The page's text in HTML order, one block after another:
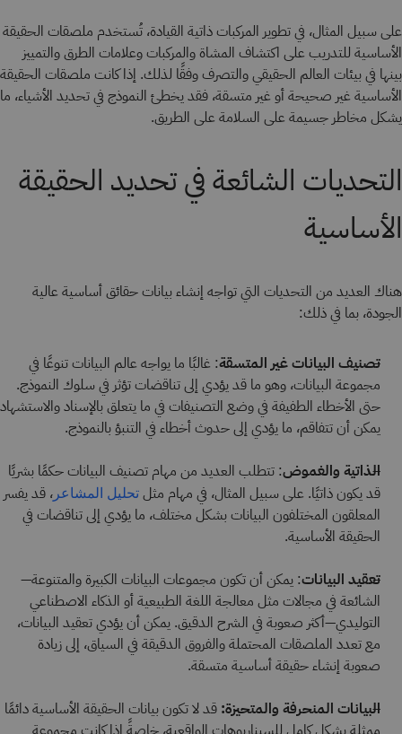
على سبيل المثال، في تطوير المركبات ذاتية القيادة، تُستخدم ملصقات الحقيقة
الأساسية للتدريب على اكتشاف المشاة والمركبات وعلامات الطرق والتمييز
بينها في بيئات العالم الحقيقي والتصرف وفقًا لذلك. إذا كانت ملصقات الحقيقة
الأساسية غير صحيحة أو غير متسقة، فقد يخطئ النموذج في تحديد الأشياء، ما
يشكل مخاطر جسيمة على السلامة على الطريق.
التحديات الشائعة في تحديد الحقيقة
الأساسية
هناك العديد من التحديات التي تواجه إنشاء بيانات حقائق أساسية عالية
الجودة، بما في ذلك:
تصنيف البيانات غير المتسقة: غالبًا ما يواجه عالم البيانات تنوعًا في
مجموعة البيانات، وهو ما قد يؤدي إلى تناقضات تؤثر في سلوك النموذج.
حتى الأخطاء الطفيفة في وضع التصنيفات في ما يتعلق بالإسناد والاستشهاد
يمكن أن تتفاقم، ما يؤدي إلى حدوث أخطاء في التنبؤ بالنموذج.
الذاتية والغموض: تتطلب العديد من مهام تصنيف البيانات حكمًا بشريًا
قد يكون ذاتيًا. على سبيل المثال، في مهام مثل تحليل المشاعر ، قد يفسر
المعلقون المختلفون البيانات بشكل مختلف، ما يؤدي إلى تناقضات في
الحقيقة الأساسية.
تعقيد البيانات: يمكن أن تكون مجموعات البيانات الكبيرة والمتنوعة—
الشائعة في مجالات مثل معالجة اللغة الطبيعية أو الذكاء الاصطناعي
التوليدي—أكثر صعوبة في الشرح الدقيق. يمكن أن يؤدي تعقيد البيانات،
مع تعدد الملصقات المحتملة والفروق الدقيقة في السياق، إلى زيادة
صعوبة إنشاء حقيقة أساسية متسقة.
البيانات المنحرفة والمتحيزة: قد لا تكون بيانات الحقيقة الأساسية دائمًا